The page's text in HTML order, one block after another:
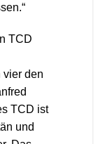
TCD
vier den
TCD ist
und